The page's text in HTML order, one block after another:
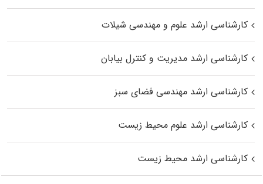
کارشناسی ارشد علوم و مهندسی شیلات
کارشناسی ارشد مدیریت و کنترل بیابان
کارشناسی ارشد مهندسی فضای سبز
کارشناسی ارشد علوم محیط‌ زیست
کارشناسی ارشد محیط زیست